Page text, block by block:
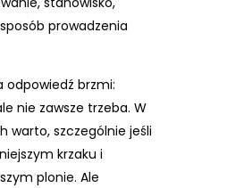
prowadzenia
odpowiedź brzmi:
nie zawsze trzeba. W
warto, szczególnie jeśli
krzaku i
plonie. Ale